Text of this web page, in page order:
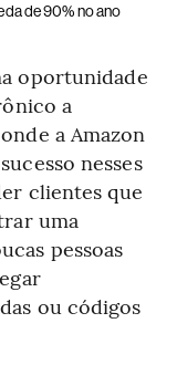
de 90% no ano
oportunidade
a
a Amazon
nesses
clientes que
uma
pessoas
ou códigos